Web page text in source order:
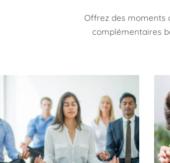
Offrez des moments
complémentaires